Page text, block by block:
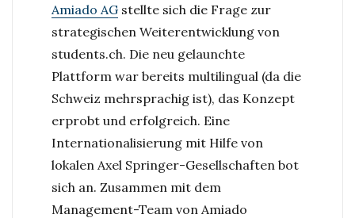
Amiado AGstellte sich die Frage zur
strategischen Weiterentwicklung von
students.ch. Die neu gelaunchte
Plattform war bereits multilingual (da die
Schweiz mehrsprachig ist), das Konzept
erprobt und erfolgreich. Eine
Internationalisierung mit Hilfe von
lokalen Axel Springer-Gesellschaften bot
sich an. Zusammen mit dem
Management-Team von Amiado